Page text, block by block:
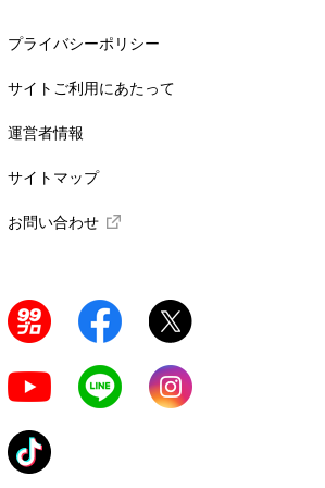
プライバシーポリシー
サイトご利用にあたって
運営者情報
サイトマップ
お問い合わせ